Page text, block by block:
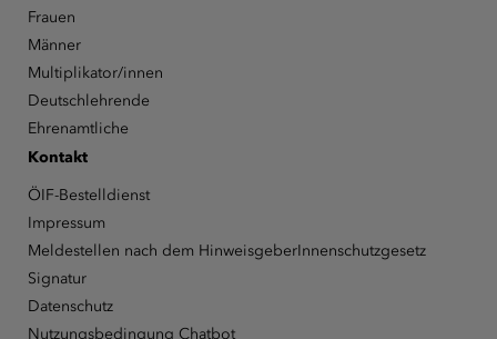
Frauen
Männer
Multiplikator/innen
Deutschlehrende
Ehrenamtliche
Kontakt
ÖIF-Bestelldienst
Impressum
Meldestellen nach dem HinweisgeberInnenschutzgesetz
Signatur
Datenschutz
Nutzungsbedingung Chatbot